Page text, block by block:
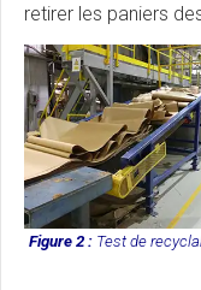
retirer les paniers
Figure 2 :Test de